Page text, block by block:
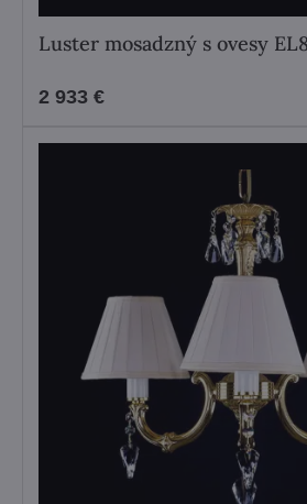
Luster mosadzný s ovesy
2 933 €